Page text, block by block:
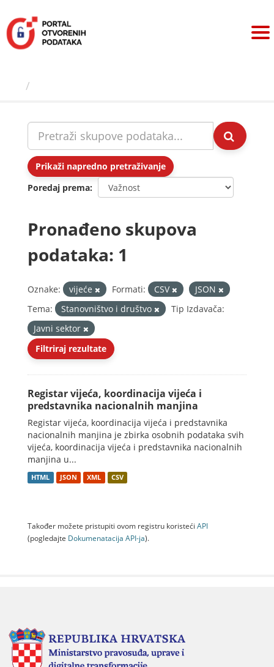
sadržaj
Prikaži napredno pretraživanje
Poredaj prema
Pronađeno skupova
podataka: 1
Oznake: vijeće Formati: CSV
JSON
Tema:
Stanovništvo i društvo
Tip Izdavača:
Javni sektor
Filtriraj rezultate
Registar vijeća, koordinacija vijeća i
predstavnika nacionalnih manjina
Registar vijeća, koordinacija vijeća i predstavnika
nacionalnih manjina je zbirka osobnih podataka svih
vijeća, koordinacija vijeća i predstavnika nacionalnih
manjina u...
HTML JSON XML CSV
Također možete pristupiti ovom registru koristeći API
(pogledajte Dokumenаtаcijа API-jа).